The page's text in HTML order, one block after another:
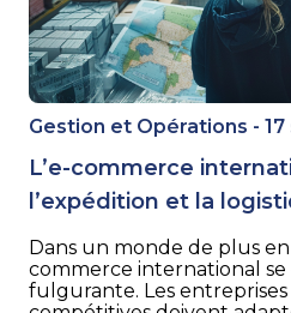
Gestion et Opérations -
L’e-commerce
l’expédition et la
Dans un monde de plus
commerce international se
fulgurante. Les